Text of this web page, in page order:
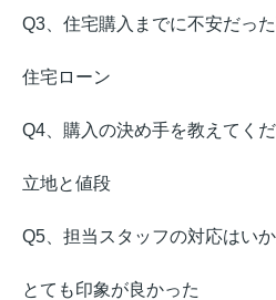
Q3、住宅購入までに不安だっ
住宅ローン
Q4、購入の決め手を教えてくだ
立地と値段
Q5、担当スタッフの対応はい
とても印象が良かった